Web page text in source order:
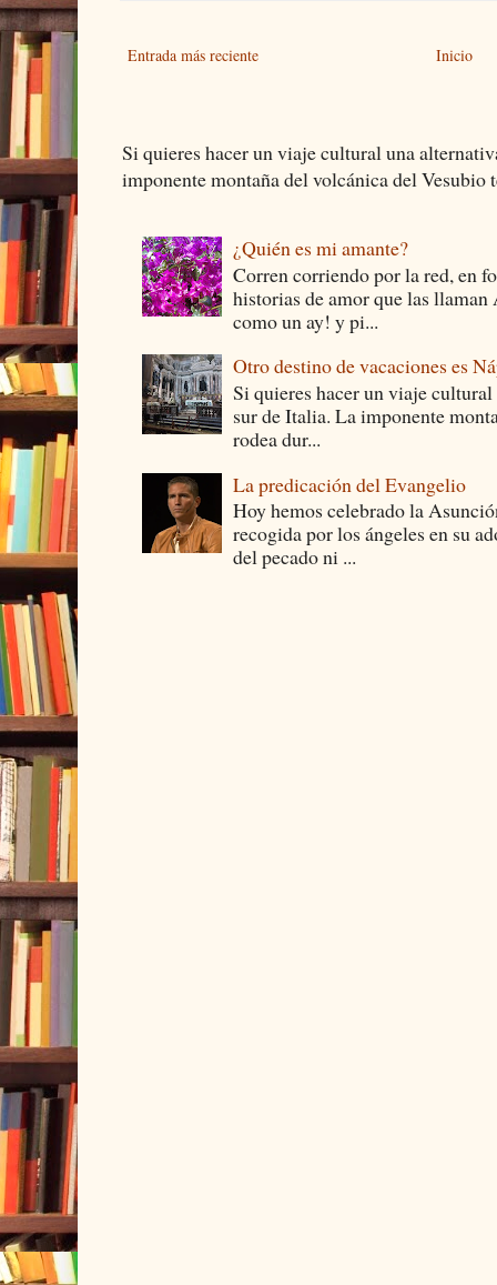
Entrada más reciente Inicio
Si quieres hacer un viaje cultural una
imponente montaña del volcánica del Vesubio
¿Quién es mi amante?
Corren corriendo por la red, en
historias de amor que las
como un ay! y pi...
Otro destino de vacaciones es
Si quieres hacer un viaje
sur de Italia. La imponente
rodea dur...
La predicación del Evangelio
Hoy hemos celebrado la
recogida por los ángeles en su
del pecado ni ...